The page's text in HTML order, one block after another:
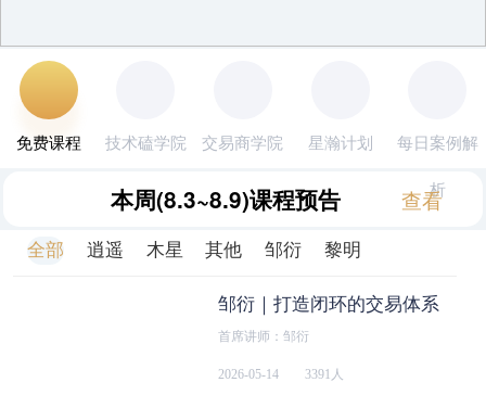
免费课程 技术磕学院 交易商学院 星瀚计划 每日案例解
析
本周(8.3~8.9)课程预告 查看
全部 逍遥 木星 其他 邹衍 黎明
邹衍｜打造闭环的交易体系
首席讲师：邹衍
2026-05-14 3391人